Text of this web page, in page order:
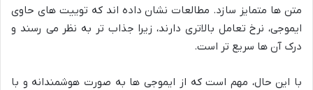
متن ها متمایز سازد. مطالعات نشان داده اند که توییت های حاوی
ایموجی، نرخ تعامل بالاتری دارند، زیرا جذاب تر به نظر می رسند و
درک آن ها سریع تر است.
با این حال، مهم است که از ایموجی ها به صورت هوشمندانه و با